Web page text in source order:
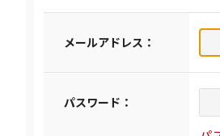
メールアドレス：
パスワード：